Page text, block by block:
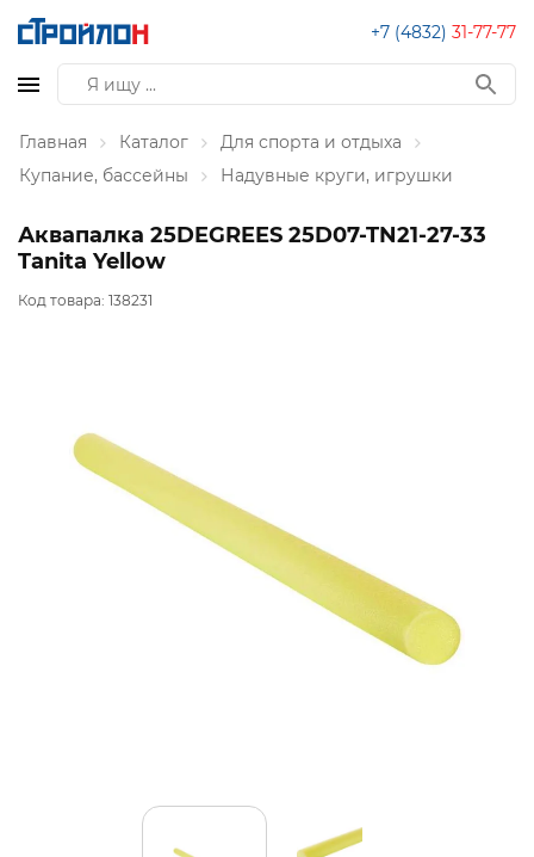
+7 (4832) 31-77-77
Главная Каталог
Для спорта и отдыха
Купание, бассейны
Надувные круги, игрушки
Аквапалка 25DEGREES 25D07-TN21-27-33
Tanita Yellow
Код товара: 138231